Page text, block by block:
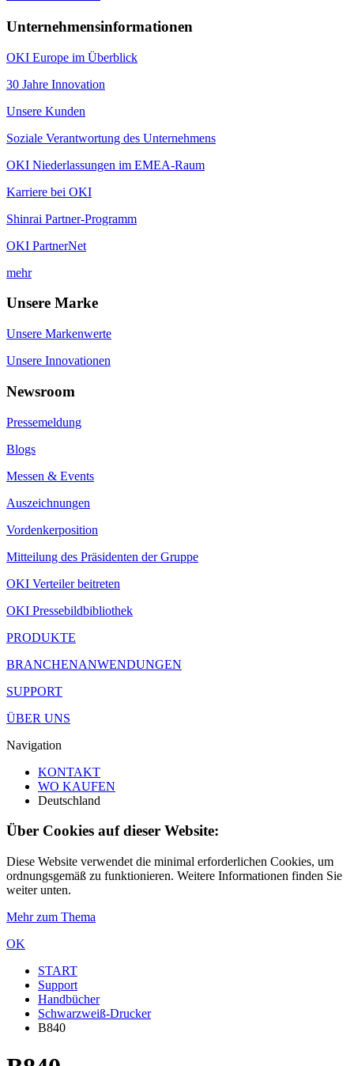
Unternehmensinformationen
OKI Europe im Überblick
30 Jahre Innovation
Unsere Kunden
Soziale Verantwortung des Unternehmens
OKI Niederlassungen im EMEA-Raum
Karriere bei OKI
Shinrai Partner-Programm
OKI PartnerNet
mehr
Unsere Marke
Unsere Markenwerte
Unsere Innovationen
Newsroom
Pressemeldung
Blogs
Messen & Events
Auszeichnungen
Vordenkerposition
Mitteilung des Präsidenten der Gruppe
OKI Verteiler beitreten
OKI Pressebildbibliothek
PRODUKTE
BRANCHENANWENDUNGEN
SUPPORT
ÜBER UNS
Navigation
KONTAKT
WO KAUFEN
Deutschland
Über Cookies auf dieser Website:
Diese Website verwendet die minimal erforderlichen Cookies, um
ordnungsgemäß zu funktionieren. Weitere Informationen finden Sie
weiter unten.
Mehr zum Thema
OK
START
Support
Handbücher
Schwarzweiß-Drucker
B840